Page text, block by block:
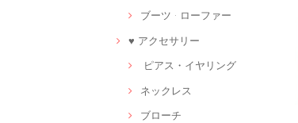
ブーツ · ローファー
♥ アクセサリー
ピアス・イヤリング
ネックレス
ブローチ